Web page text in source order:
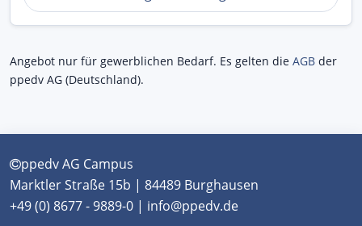
Angebot nur für gewerblichen Bedarf. Es gelten die AGB der
ppedv AG (Deutschland).
ppedv AG Campus
Marktler Straße 15b | 84489 Burghausen
+49 (0) 8677 - 9889-0 | info@ppedv.de